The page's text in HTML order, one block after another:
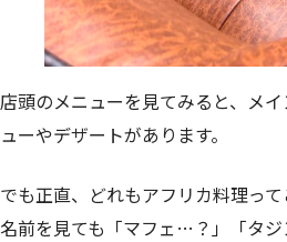
店頭のメニューを見てみると、メイ
ューやデザートがあります。
でも正直、どれもアフリカ料理っ
名前を見ても「マフェ…？」「タ